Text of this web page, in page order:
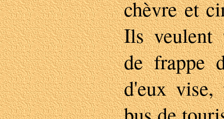
chèvre et
Ils veulent
de frappe
d'eux